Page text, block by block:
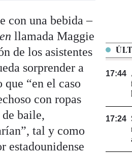
con una bebida –
llamada Maggie
de los asistentes
sorprender a
“en el caso
con ropas
baile,
tal y como
estadounidense
17:44
17:24